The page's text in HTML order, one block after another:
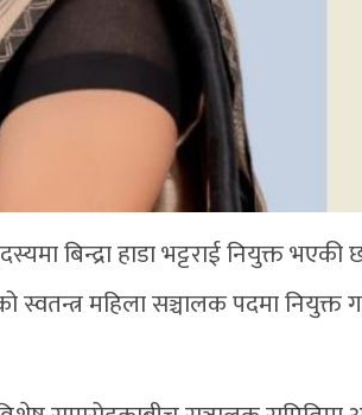
बिन्द्रा हाडा भट्टराई नियुक्त भएकी
महिला सञ्चालक पदमा नियुक्त